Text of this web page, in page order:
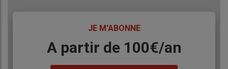
JE M'ABONNE
BodyA partir de 100€/an